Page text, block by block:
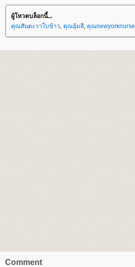
ผู้โหวตบล็อกนี้...
คุณสันตะวาใบข้าว คุณอุ้มสี คุณnewyorknurse
Comment